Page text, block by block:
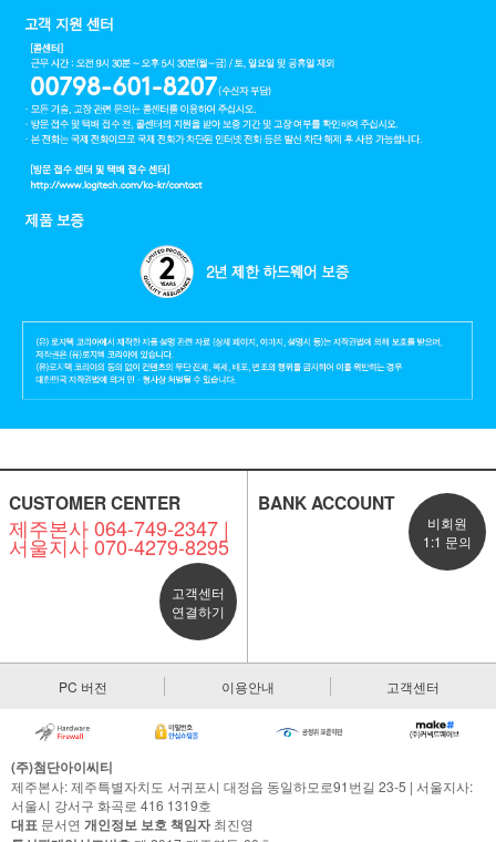
CUSTOMER CENTER
제주본사 064-749-2347 |
서울지사 070-4279-8295
고객센터
연결하기
BANK ACCOUNT
비회원
1:1 문의
PC 버전 이용안내 고객센터
(주)첨단아이씨티
제주본사: 제주특별자치도 서귀포시 대정읍 동일하모로91번길 23-5 | 서울지사:
서울시 강서구 화곡로 416 1319호
대표 문서연 개인정보 보호 책임자최진영